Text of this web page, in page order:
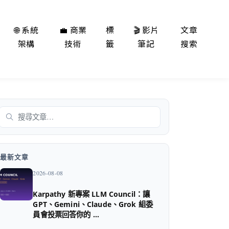
🌐 系統
架構
💼 商業
技術
標
籤
🎬 影片
筆記
文章
搜索
尋
最新文章
2026-08-08
Karpathy 新專案 LLM Council：讓
GPT、Gemini、Claude、Grok 組委
員會投票回答你的 …